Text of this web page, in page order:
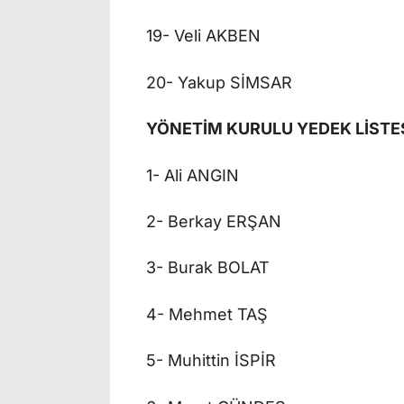
19- Veli AKBEN
20- Yakup SİMSAR
YÖNETİM KURULU YEDEK
1- Ali ANGIN
2- Berkay ERŞAN
3- Burak BOLAT
4- Mehmet TAŞ
5- Muhittin İSPİR